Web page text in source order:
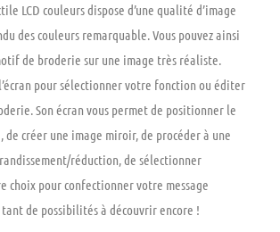
LCD couleurs dispose d’une qualité d’image
des couleurs remarquable. Vous pouvez ainsi
de broderie sur une image très réaliste.
pour sélectionner votre fonction ou éditer
Son écran vous permet de positionner le
créer une image miroir, de procéder à une
réduction, de sélectionner
choix pour confectionner votre message
de possibilités à découvrir encore !